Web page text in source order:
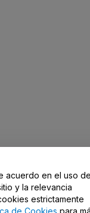
acuerdo en el uso
y la relevancia
estrictamente
de Cookies para